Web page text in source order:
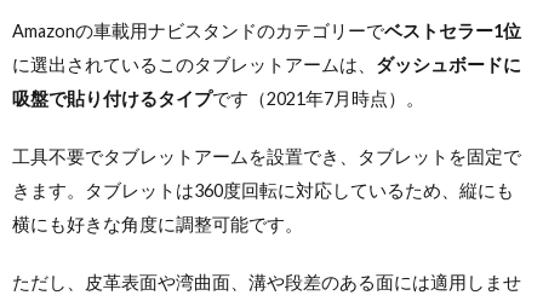
Amazonの車載用ナビスタンドのカテゴリーでベストセラー1位
に選出されているこのタブレットアームは、 ダッシュボードに
吸盤で貼り付けるタイプです（2021年7月時点）。
工具不要でタブレットアームを設置でき、タブレットを固定で
きます。タブレットは360度回転に対応しているため、縦にも
横にも好きな角度に調整可能です。
ただし、皮革表面や湾曲面、溝や段差のある面には適用しませ